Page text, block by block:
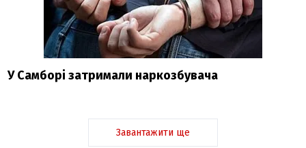
У Самборі затримали наркозбувача
Завантажити ще